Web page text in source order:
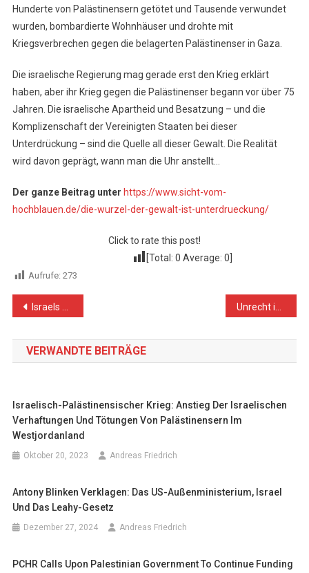
Hunderte von Palästinensern getötet und Tausende verwundet
wurden, bombardierte Wohnhäuser und drohte mit
Kriegsverbrechen gegen die belagerten Palästinenser in Gaza.
Die israelische Regierung mag gerade erst den Krieg erklärt
haben, aber ihr Krieg gegen die Palästinenser begann vor über 75
Jahren. Die israelische Apartheid und Besatzung – und die
Komplizenschaft der Vereinigten Staaten bei dieser
Unterdrückung – sind die Quelle all dieser Gewalt. Die Realität
wird davon geprägt, wann man die Uhr anstellt…
Der ganze Beitrag unter https://www.sicht-vom-
hochblauen.de/die-wurzel-der-gewalt-ist-unterdrueckung/
Click to rate this post!
[Total: 0 Average: 0
Aufrufe: 273
Beitragsnavigation
Israels Einsatz von Wasser als Waffe gegen Palästina ist nicht nur ein strategischer Schachzug, sondern ein Verbrechen gegen die Menschlichkeit Unrecht in Palästina explodiert
VERWANDTE BEITRÄGE
Israelisch-Palästinensischer Krieg: Anstieg Der Israelischen
Verhaftungen Und Tötungen Von Palästinensern Im
Westjordanland
Oktober 20, 2023 Andreas Friedrich
Antony Blinken Verklagen: Das US-Außenministerium, Israel
Und Das Leahy-Gesetz
Dezember 27, 2024 Andreas Friedrich
PCHR Calls Upon Palestinian Government To Continue Funding